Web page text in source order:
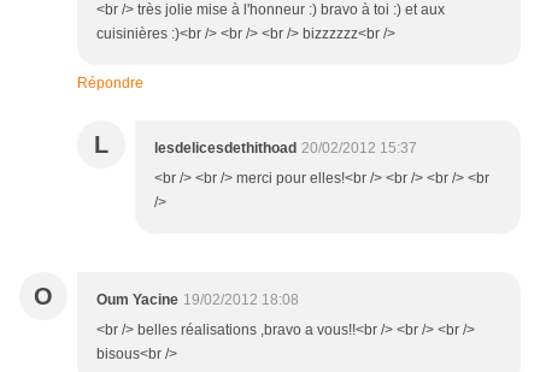
<br /> très jolie mise à l'honneur :) bravo à toi :) et aux
cuisinières :)<br /> <br /> <br /> bizzzzzz<br />
Répondre
L lesdelicesdethithoad 20/02/2012 15:37
<br /> <br /> merci pour elles!<br /> <br /> <br /> <br
/>
O Oum Yacine 19/02/2012 18:08
<br /> belles réalisations ,bravo a vous!!<br /> <br /> <br />
bisous<br />